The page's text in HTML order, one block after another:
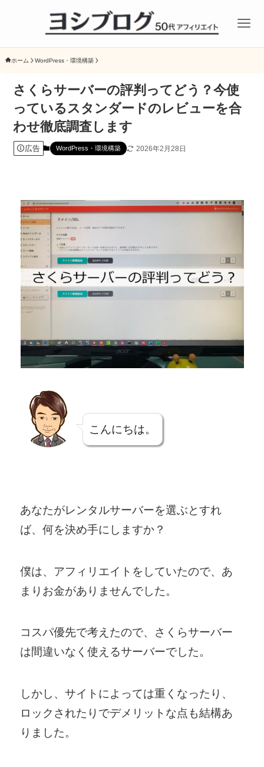
ホーム WordPress・環境構築
さくらサーバーの評判ってどう？今使
っているスタンダードのレビューを合
わせ徹底調査します
広告 WordPress・環境構築 2026年2月28日
こんにちは。
あなたがレンタルサーバーを選ぶとすれ
ば、何を決め手にしますか？
僕は、アフィリエイトをしていたので、あ
まりお金がありませんでした。
コスパ優先で考えたので、さくらサーバー
は間違いなく使えるサーバーでした。
しかし、サイトによっては重くなったり、
ロックされたりでデメリットな点も結構あ
りました。